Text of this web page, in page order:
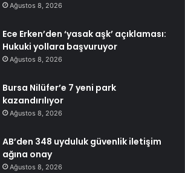
Ağustos 8, 2026
Ece Erken’den ‘yasak aşk’ açıklaması:
Hukuki yollara başvuruyor
Ağustos 8, 2026
Bursa Nilüfer’e 7 yeni park
kazandırılıyor
Ağustos 8, 2026
AB’den 348 uyduluk güvenlik iletişim
ağına onay
Ağustos 8, 2026